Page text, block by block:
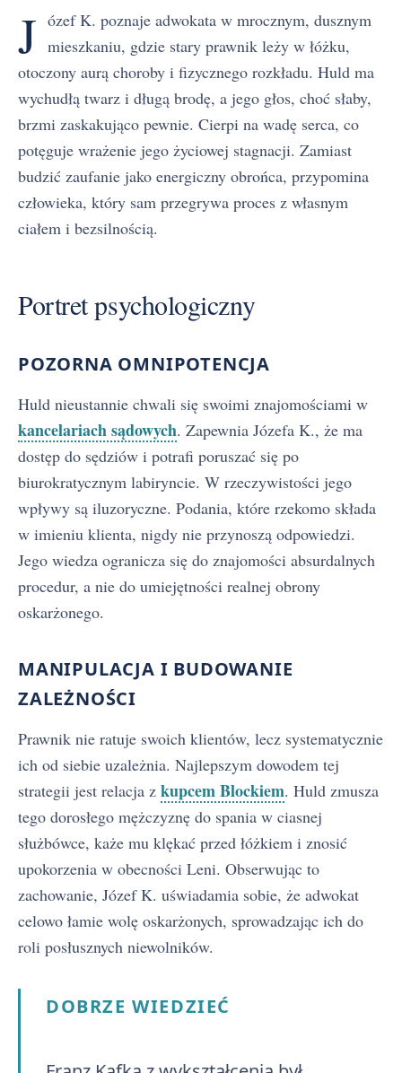
J ózef K. poznaje adwokata w mrocznym, dusznym
mieszkaniu, gdzie stary prawnik leży w łóżku,
otoczony aurą choroby i fizycznego rozkładu. Huld ma
wychudłą twarz i długą brodę, a jego głos, choć słaby,
brzmi zaskakująco pewnie. Cierpi na wadę serca, co
potęguje wrażenie jego życiowej stagnacji. Zamiast
budzić zaufanie jako energiczny obrońca, przypomina
człowieka, który sam przegrywa proces z własnym
ciałem i bezsilnością.
Portret psychologiczny
POZORNA OMNIPOTENCJA
Huld nieustannie chwali się swoimi znajomościami w
kancelariach sądowych. Zapewnia Józefa K., że ma
dostęp do sędziów i potrafi poruszać się po
biurokratycznym labiryncie. W rzeczywistości jego
wpływy są iluzoryczne. Podania, które rzekomo składa
w imieniu klienta, nigdy nie przynoszą odpowiedzi.
Jego wiedza ogranicza się do znajomości absurdalnych
procedur, a nie do umiejętności realnej obrony
oskarżonego.
MANIPULACJA I BUDOWANIE
ZALEŻNOŚCI
Prawnik nie ratuje swoich klientów, lecz systematycznie
ich od siebie uzależnia. Najlepszym dowodem tej
strategii jest relacja z kupcem Blockiem. Huld zmusza
tego dorosłego mężczyznę do spania w ciasnej
służbówce, każe mu klękać przed łóżkiem i znosić
upokorzenia w obecności Leni. Obserwując to
zachowanie, Józef K. uświadamia sobie, że adwokat
celowo łamie wolę oskarżonych, sprowadzając ich do
roli posłusznych niewolników.
DOBRZE WIEDZIEĆ